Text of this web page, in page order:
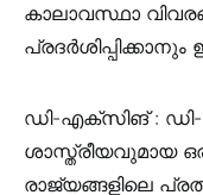
കാലാവസ്ഥാ
ഡി-എക്സിങ് :
ശാസ്ത്രീയവുമായ
രാജ്യങ്ങളിലെ